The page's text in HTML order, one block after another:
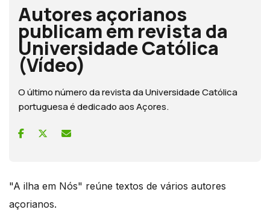
Autores açorianos
publicam em revista da
Universidade Católica
(Vídeo)
O último número da revista da Universidade Católica
portuguesa é dedicado aos Açores.
"A ilha em Nós" reúne textos de vários autores
açorianos.